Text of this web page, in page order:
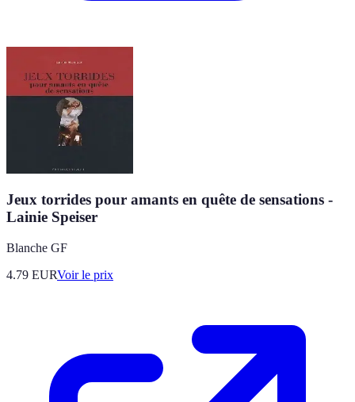
Jeux torrides pour amants en quête de sensations -
Lainie Speiser
Blanche GF
4.79 EURVoir le prix